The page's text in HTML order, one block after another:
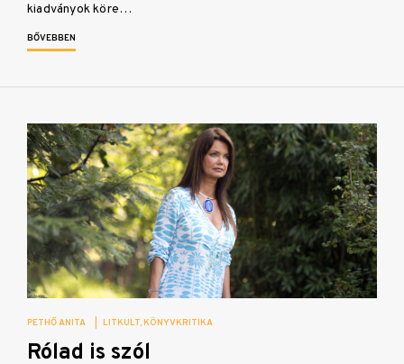
kiadványok köre…
BŐVEBBEN
PETHŐ ANITA LITKULT KÖNYVKRITIKA
Rólad is szól